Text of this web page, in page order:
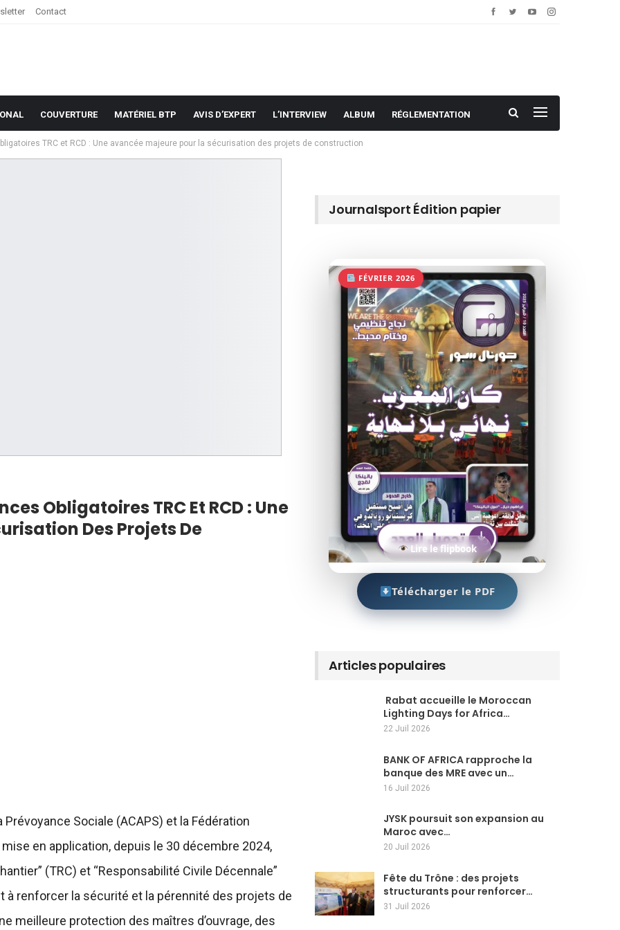
Contact
COUVERTURE MATÉRIEL BTP AVIS D’EXPERT L’INTERVIEW ALBUM RÉGLEMENTATION
TRC et RCD : Une avancée majeure pour la sécurisation des projets de construction
Obligatoires TRC Et RCD : Une
Des Projets De
Sociale (ACAPS) et la Fédération
en application, depuis le 30 décembre 2024,
(TRC) et “Responsabilité Civile Décennale”
à renforcer la sécurité et la pérennité des projets de
meilleure protection des maîtres d’ouvrage, des
Journalsport Édition papier
FÉVRIER 2026
Lire le flipbook
Télécharger le PDF
Articles populaires
Rabat accueille le Moroccan
Lighting Days for Africa…
22 Juil 2026
BANK OF AFRICA rapproche la
banque des MRE avec un…
16 Juil 2026
JYSK poursuit son expansion au
Maroc avec…
20 Juil 2026
Fête du Trône : des projets
structurants pour renforcer…
31 Juil 2026